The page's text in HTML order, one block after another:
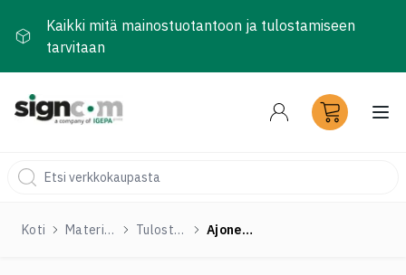
Kaikki mitä mainostuotantoon ja tulostamiseen
tarvitaan
Koti Materiaalit ja tarvikkeet Tulostustarrat Ajoneuvotarrat